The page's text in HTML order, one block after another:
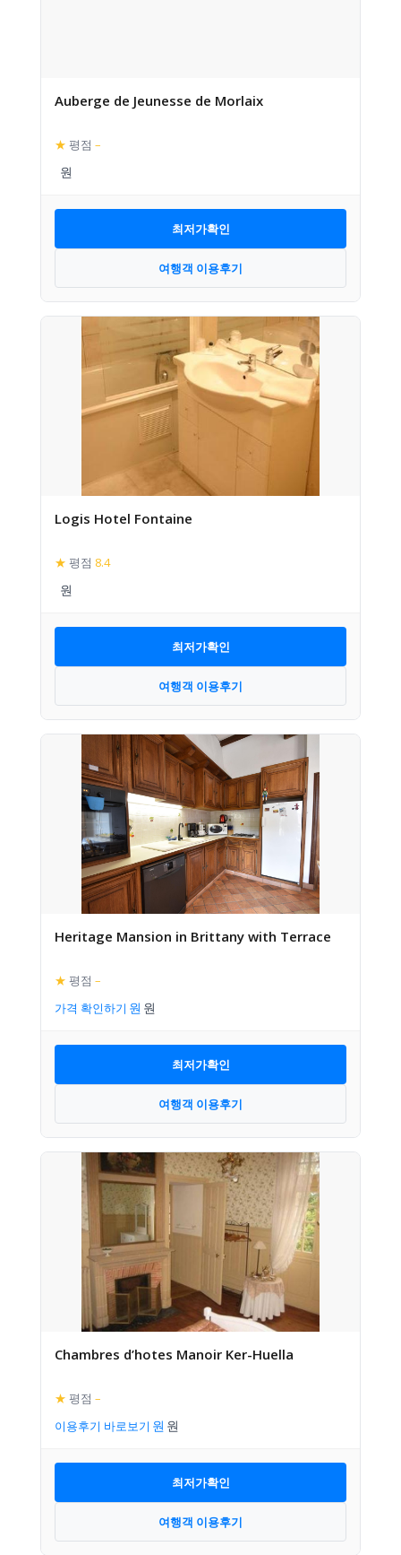
Auberge de Jeunesse de Morlaix
★ 평점 –
최저가확인
여행객 이용후기
Logis Hotel Fontaine
★ 평점 8.4
최저가확인
여행객 이용후기
Heritage Mansion in Brittany with Terrace
★ 평점 –
가격 확인하기
최저가확인
여행객 이용후기
Chambres d’hotes Manoir Ker-Huella
★ 평점 –
이용후기 바로보기
최저가확인
여행객 이용후기